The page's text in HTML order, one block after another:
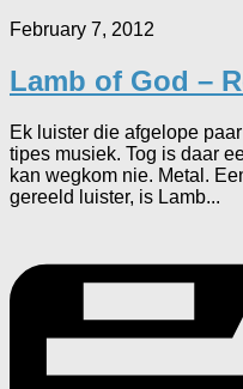
February 7, 2012
Lamb of God –
Ek luister die afgelope
tipes musiek. Tog is daar
kan wegkom nie. Metal.
gereeld luister, is Lamb...